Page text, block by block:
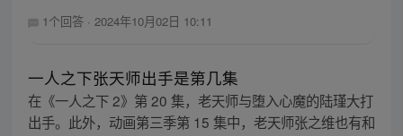
1个回答 · 2024年10月02日 10:11
一人之下张天师出手是第几集
在《一人之下 2》第 20 集，老天师与堕入心魔的陆瑾大打
出手。此外，动画第三季第 15 集中，老天师张之维也有和